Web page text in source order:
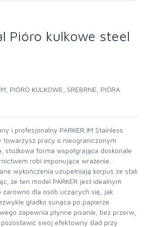
Pióro kulkowe steel
IM PIÓRO KULKOWE SREBRNE PIÓRA
i profesjonalny PARKER IM Stainless
towarzysz pracy o nieograniczonym
stożkowa forma współgrająca doskonale
robi imponujące wrażenie.
wykończenia uzupełniają korpus ze stali
że ten model PARKER jest idealnym
zarówno dla osób uczących się, jak
gładko sunąca po papierze
zapewnia płynne pisanie, bez przerw,
swój efektowny ślad przy